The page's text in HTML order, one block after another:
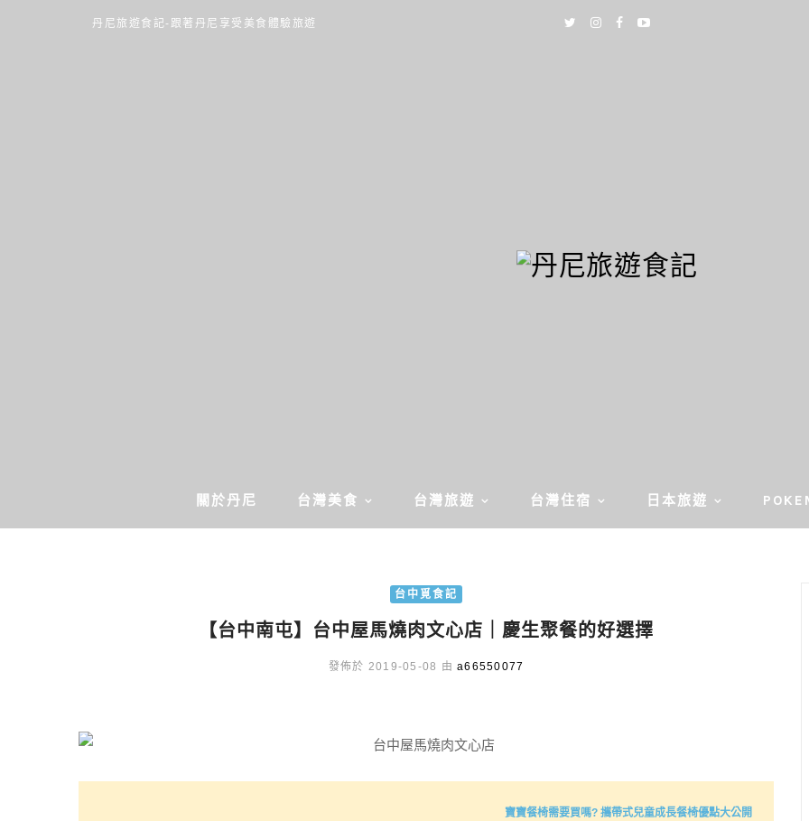
丹尼旅遊食記-跟著丹尼享受美食體驗旅遊
關於丹尼 台灣美食 台灣旅遊 台灣住宿 日本旅遊
台中覓食記
【台中南屯】台中屋馬燒肉文心店｜慶生聚餐的好選擇
發佈於 2019-05-08 由 a66550077
寶寶餐椅需要買嗎? 攜帶式兒童成長餐椅優點大公開